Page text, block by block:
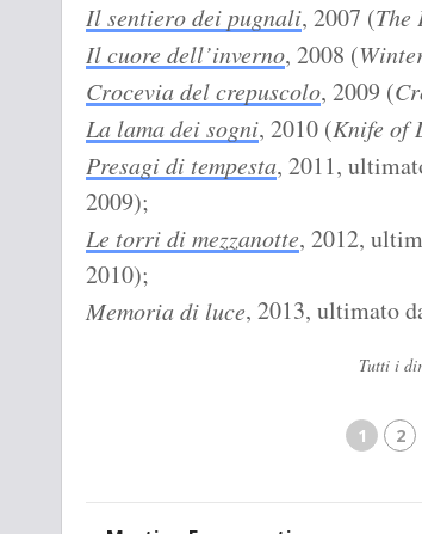
Il sentiero dei pugnali, 2007 (The
Il cuore dell’inverno, 2008 (
Crocevia del crepuscolo, 2009 (
La lama dei sogni, 2010 (Knife of
Presagi di tempesta, 2011,
2009);
Le torri di mezzanotte, 2012,
2010);
Memoria di luce, 2013, ultimato
Tutti i
1 2